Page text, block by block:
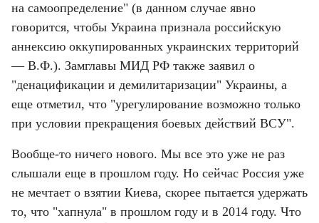
на самоопределение" (в данном случае явно
говорится, чтобы Украина признала российскую
аннексию оккупированных украинских территорий
— В.Ф.). Замглавы МИД РФ также заявил о
"денацификации и демилитаризации" Украины, а
еще отметил, что "урегулирование возможно только
при условии прекращения боевых действий ВСУ".
Вообще-то ничего нового. Мы все это уже не раз
слышали еще в прошлом году. Но сейчас Россия уже
не мечтает о взятии Киева, скорее пытается удержать
то, что "хапнула" в прошлом году и в 2014 году. Что